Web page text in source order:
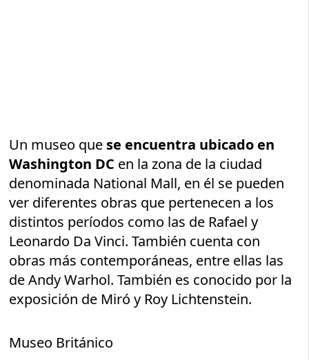
Un museo que se encuentra ubicado en
Washington DC en la zona de la ciudad
denominada National Mall, en él se pueden
ver diferentes obras que pertenecen a los
distintos períodos como las de Rafael y
Leonardo Da Vinci. También cuenta con
obras más contemporáneas, entre ellas las
de Andy Warhol. También es conocido por la
exposición de Miró y Roy Lichtenstein.
Museo Británico